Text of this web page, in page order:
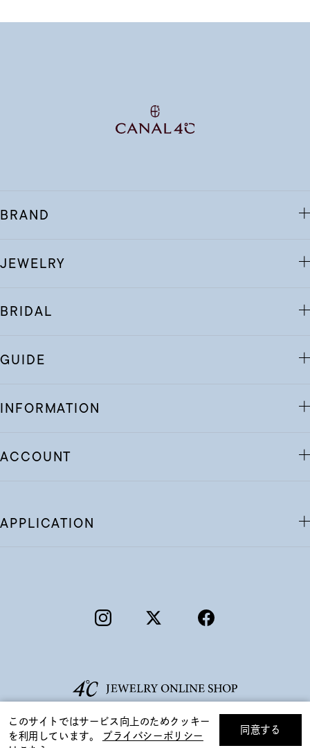
BRAND
JEWELRY
BRIDAL
GUIDE
INFORMATION
ACCOUNT
APPLICATION
このサイトではサービス向上のためクッキー
を利用しています。
プライバシーポリシー
同意する